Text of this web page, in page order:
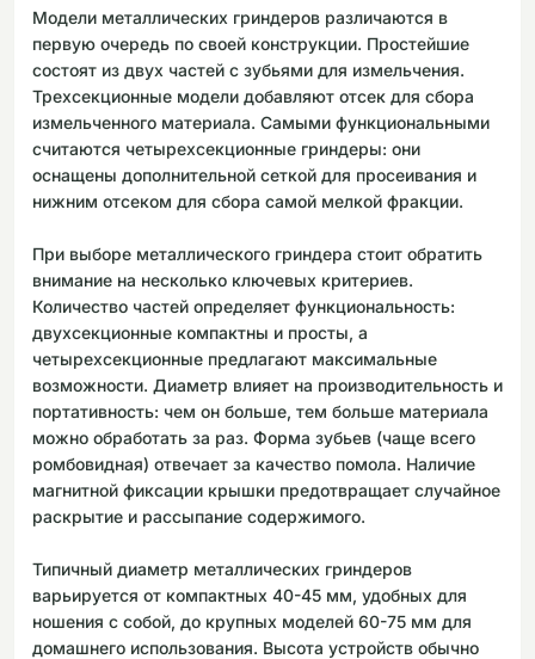
Модели металлических гриндеров различаются в
первую очередь по своей конструкции. Простейшие
состоят из двух частей с зубьями для измельчения.
Трехсекционные модели добавляют отсек для сбора
измельченного материала. Самыми функциональными
считаются четырехсекционные гриндеры: они
оснащены дополнительной сеткой для просеивания и
нижним отсеком для сбора самой мелкой фракции.
При выборе металлического гриндера стоит обратить
внимание на несколько ключевых критериев.
Количество частей определяет функциональность:
двухсекционные компактны и просты, а
четырехсекционные предлагают максимальные
возможности. Диаметр влияет на производительность и
портативность: чем он больше, тем больше материала
можно обработать за раз. Форма зубьев (чаще всего
ромбовидная) отвечает за качество помола. Наличие
магнитной фиксации крышки предотвращает случайное
раскрытие и рассыпание содержимого.
Типичный диаметр металлических гриндеров
варьируется от компактных 40-45 мм, удобных для
ношения с собой, до крупных моделей 60-75 мм для
домашнего использования. Высота устройств обычно